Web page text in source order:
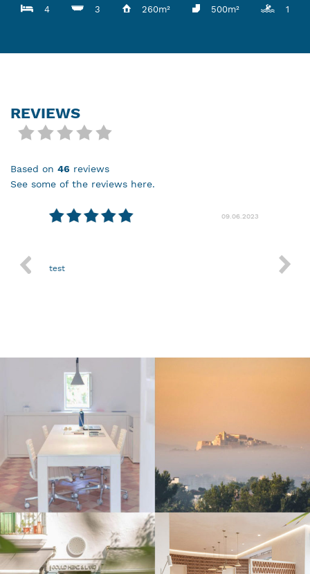
4 3 260m² 500m² 1
REVIEWS
based on 46 reviews
see some of the reviews here.
09.06.2023
test